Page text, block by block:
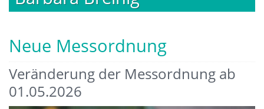
Neue Messordnung
Veränderung der Messordnung ab
01.05.2026